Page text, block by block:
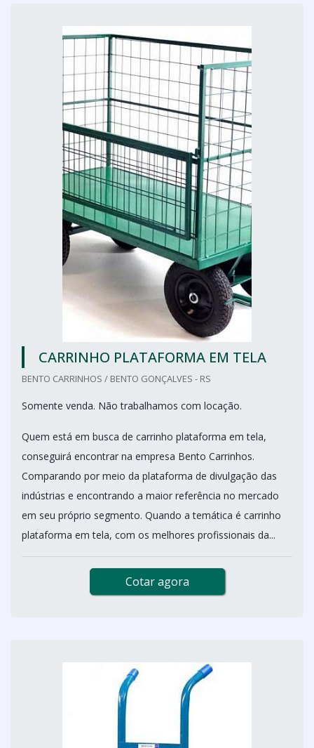
CARRINHO PLATAFORMA EM TELA
BENTO CARRINHOS / BENTO GONÇALVES - RS
Somente venda. Não trabalhamos com locação.
Quem está em busca de carrinho plataforma em tela,
conseguirá encontrar na empresa Bento Carrinhos.
Comparando por meio da plataforma de divulgação das
indústrias e encontrando a maior referência no mercado
em seu próprio segmento. Quando a temática é carrinho
plataforma em tela, com os melhores profissionais da...
Cotar agora